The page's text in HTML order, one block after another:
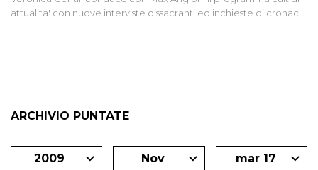
attualita' con nuove interviste dissacranti ed inchieste di cronaca
ARCHIVIO PUNTATE
2009 Nov mar 17